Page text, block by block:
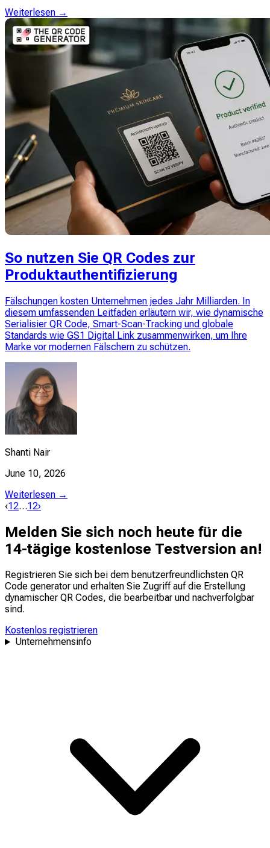
Weiterlesen →
So nutzen Sie QR Codes zur
Produktauthentifizierung
Fälschungen kosten Unternehmen jedes Jahr Milliarden. In
diesem umfassenden Leitfaden erläutern wir, wie dynamische
Serialisier QR Code, Smart-Scan-Tracking und globale
Standards wie GS1 Digital Link zusammenwirken, um Ihre
Marke vor modernen Fälschern zu schützen.
Shanti Nair
June 10, 2026
Weiterlesen →
‹12…12›
Melden Sie sich noch heute für die
14-tägige kostenlose Testversion an!
Registrieren Sie sich bei dem benutzerfreundlichsten QR
Code generator und erhalten Sie Zugriff auf die Erstellung
dynamischer QR Codes, die bearbeitbar und nachverfolgbar
sind.
Kostenlos registrieren
Unternehmensinfo